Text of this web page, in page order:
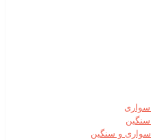
سواری
سنگین
و سنگین